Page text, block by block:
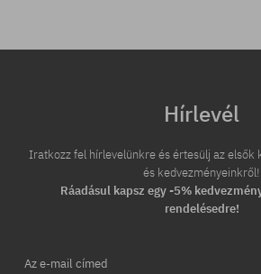
Hírlevél
Iratkozz fel hírlevelünkre és értesülj az
és kedvezményeinkről!
Ráadásul kapsz egy -5%
rendelésedre!
Az e-mail címed